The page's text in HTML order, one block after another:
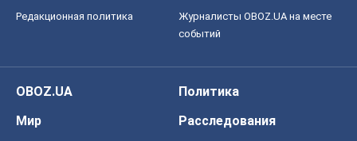
Редакционная политика
Журналисты OBOZ.UA на месте
событий
OBOZ.UA
Политика
Мир
Расследования